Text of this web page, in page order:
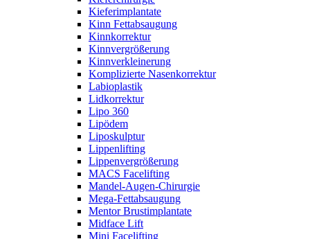
Kieferimplantate
Kinn Fettabsaugung
Kinnkorrektur
Kinnvergrößerung
Kinnverkleinerung
Komplizierte Nasenkorrektur
Labioplastik
Lidkorrektur
Lipo 360
Lipödem
Liposkulptur
Lippenlifting
Lippenvergrößerung
MACS Facelifting
Mandel-Augen-Chirurgie
Mega-Fettabsaugung
Mentor Brustimplantate
Midface Lift
Mini Facelifting